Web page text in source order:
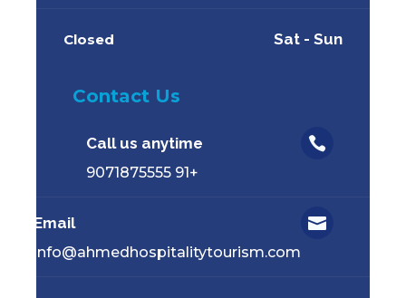
Sat - Sun
Closed
Contact Us

Call us anytime
+91 9071875555

Email
info@ahmedhospitalitytourism.com